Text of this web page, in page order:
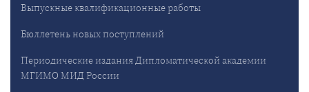
Выпускные квалификационные работы
Бюллетень новых поступлений
Периодические издания Дипломатической академии
МГИМО МИД России